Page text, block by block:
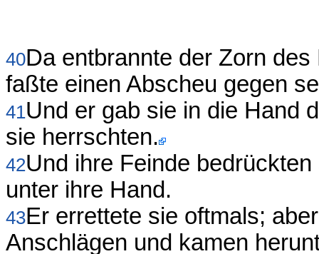
40Da entbrannte der Zorn
faßte einen Abscheu gegen
41Und er gab sie in die Hand
sie herrschten.
42Und ihre Feinde
unter ihre Hand.
43Er errettete sie oftmals;
Anschlägen und kamen